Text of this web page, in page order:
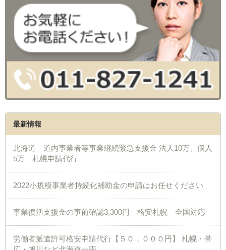
最新情報
北海道 道内事業者等事業継続緊急支援金 法人10万、個人
5万 札幌申請代行
2022小規模事業者持続化補助金の申請はお任せください
事業復活支援金の事前確認3,300円 格安札幌 全国対応
労働者派遣許可格安申請代行【５０，０００円】 札幌・帯